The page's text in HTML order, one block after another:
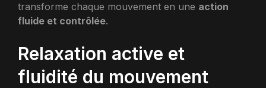
transforme chaque mouvement en une action
fluide et contrôlée.
Relaxation active et
fluidité du mouvement